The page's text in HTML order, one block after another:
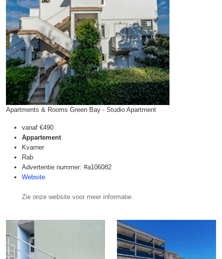
Apartments & Rooms Green Bay - Studio Apartment
vanaf €490
Appartement
Kvarner
Rab
Advertentie nummer: #a106082
Website
Zie onze website voor meer informatie.